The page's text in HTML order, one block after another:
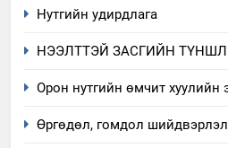
Нутгийн удирдлага
НЭЭЛТТЭЙ ЗАСГИЙН
Орон нутгийн өмчит хуулийн
Өргөдөл, гомдол
салбар